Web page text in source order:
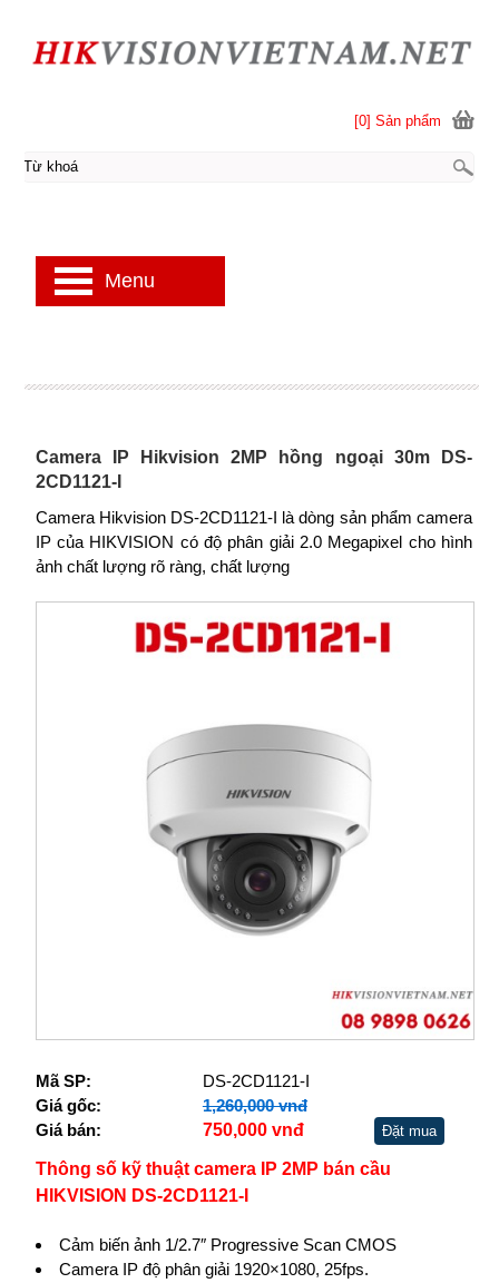
Camera IP Hikvision 2MP hồng ngoại 30m DS-
2CD1121-I
Camera Hikvision DS-2CD1121-I là dòng sản phẩm camera
IP của HIKVISION có độ phân giải 2.0 Megapixel cho hình
ảnh chất lượng rõ ràng, chất lượng
Mã SP:
DS-2CD1121-I
Giá gốc:
1,260,000 vnđ
Giá bán:
750,000 vnđ Đặt mua
Thông số kỹ thuật camera IP 2MP bán cầu
HIKVISION DS-2CD1121-I
Cảm biến ảnh 1/2.7″ Progressive Scan CMOS
Camera IP độ phân giải 1920×1080, 25fps.
[0] Sản phẩm
Menu